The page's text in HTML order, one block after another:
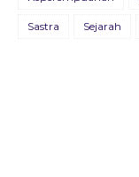
09 Juli 2021
Sastra Sejarah